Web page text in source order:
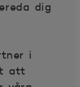
dig
i
att